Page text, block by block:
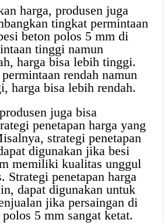
harga, produsen juga
tingkat permintaan
beton polos 5 mm di
tinggi namun
harga bisa lebih tinggi.
rendah namun
harga bisa lebih rendah.
juga bisa
penetapan harga yang
strategi penetapan
digunakan jika besi
memiliki kualitas unggul
Strategi penetapan harga
dapat digunakan untuk
jika persaingan di
5 mm sangat ketat.